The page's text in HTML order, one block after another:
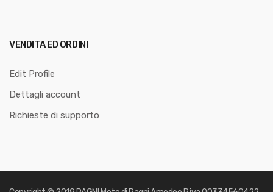
VENDITA ED ORDINI
Edit Profile
Dettagli account
Richieste di supporto